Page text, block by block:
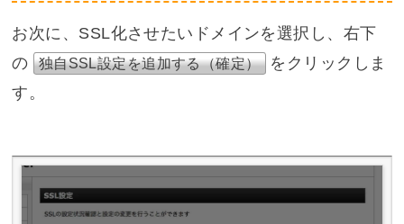
お次に、SSL化させたいドメインを選択し、右下
の
独自SSL設定を追加する（確定）
をクリックしま
す。